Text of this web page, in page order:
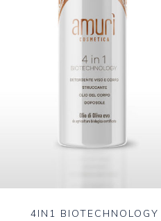
4IN1 BIOTECHNOLOGY